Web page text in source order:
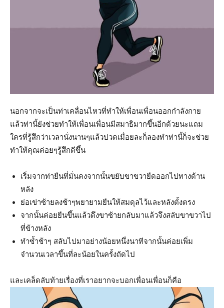
นอกจากจะเป็นท่าเคลื่อนไหวที่ทำให้เพื่อนเพื่อนออกกำลังกาย
แล้วท่านี้ยังช่วยทำให้เพื่อนเพื่อนมีสมาธิมากขึ้นอีกด้วยนะแถม
ใครที่รู้สึกว่าเวลานั่งนานๆแล้วปวดเมื่อยละก็ลองทำท่านี้ก็จะช่วย
ทำให้คุณค่อยๆรู้สึกดีขึ้น
เริ่มจากท่ายืนที่มั่นคงจากนั้นขยับขาขวายืดออกไปทางด้าน
หลัง
ย่อเข่าซ้ายลงช้าๆพยายามยืนให้สมดุลไว้และหลังตั้งตรง
จากนั้นค่อยยืนขึ้นแล้วดึงขาซ้ายกลับมาแล้วจึงสลับขาขวาไป
ที่ข้างหลัง
ทำซ้ำช้าๆ สลับไปมาอย่างน้อยหนึ่งนาทีจากนั้นค่อยเพิ่ม
จำนวนเวลาขึ้นที่ละน้อยในครั้งถัดไป
และเคล็ดลับท้ายเรื่องที่เราอยากจะบอกเพื่อนเพื่อนก็คือ